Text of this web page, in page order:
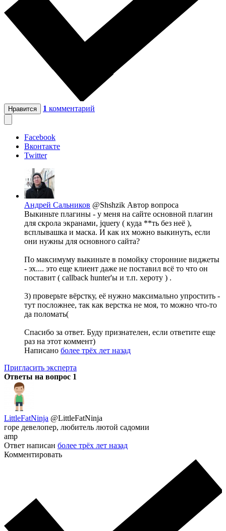
Нравится 1 комментарий
Facebook
Вконтакте
Twitter
Андрей Сальников @Shshzik Автор вопроса
Выкиньте плагины - у меня на сайте основной плагин
для скрола экранами, jquery ( куда **ть без неё ),
всплывашка и маска. И как их можно выкинуть, если
они нужны для основного сайта?
По максимуму выкиньте в помойку сторонние виджеты
- эх.... это еще клиент даже не поставил всё то что он
поставит ( callback hunter'ы и т.п. хероту ) .
3) проверьте вёрстку, её нужно максимально упростить -
тут посложнее, так как верстка не моя, то можно что-то
да поломать(
Спасибо за ответ. Буду признателен, если ответите еще
раз на этот коммент)
Написано более трёх лет назад
Пригласить эксперта
Ответы на вопрос 1
LittleFatNinja @LittleFatNinja
горе девелопер, любитель лютой садомии
amp
Ответ написан более трёх лет назад
Комментировать